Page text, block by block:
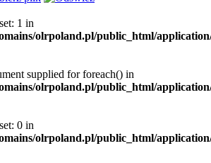
1 in
olrpoland.pl/public_html/
supplied for foreach() in
olrpoland.pl/public_html/
0 in
olrpoland.pl/public_html/